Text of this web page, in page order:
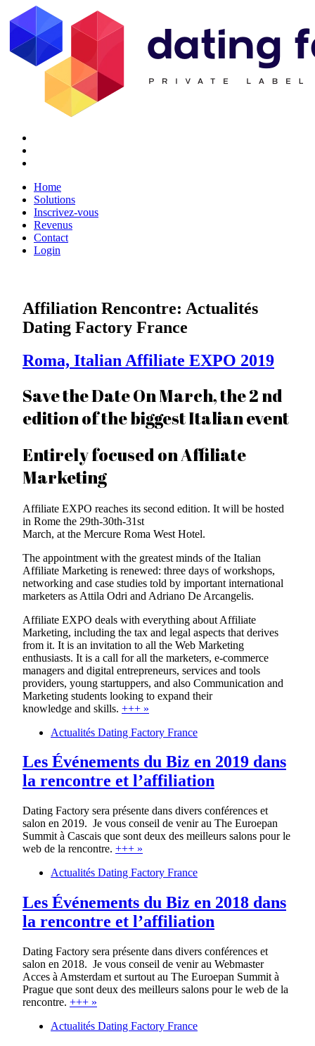
Home
Solutions
Inscrivez-vous
Revenus
Contact
Login
Affiliation Rencontre: Actualités
Dating Factory France
Roma, Italian Affiliate EXPO 2019
Save the Date On March, the 2 nd
edition of the biggest Italian event
Entirely focused on Affiliate
Marketing
Affiliate EXPO reaches its second edition. It will be hosted
in Rome the 29th-30th-31st
March, at the Mercure Roma West Hotel.
The appointment with the greatest minds of the Italian
Affiliate Marketing is renewed: three days of workshops,
networking and case studies told by important international
marketers as Attila Odri and Adriano De Arcangelis.
Affiliate EXPO deals with everything about Affiliate
Marketing, including the tax and legal aspects that derives
from it. It is an invitation to all the Web Marketing
enthusiasts. It is a call for all the marketers, e-commerce
managers and digital entrepreneurs, services and tools
providers, young startuppers, and also Communication and
Marketing students looking to expand their
knowledge and skills. +++ »
Actualités Dating Factory France
Les Événements du Biz en 2019 dans
la rencontre et l’affiliation
Dating Factory sera présente dans divers conférences et
salon en 2019. Je vous conseil de venir au The Euroepan
Summit à Cascais que sont deux des meilleurs salons pour le
web de la rencontre. +++ »
Actualités Dating Factory France
Les Événements du Biz en 2018 dans
la rencontre et l’affiliation
Dating Factory sera présente dans divers conférences et
salon en 2018. Je vous conseil de venir au Webmaster
Acces à Amsterdam et surtout au The Euroepan Summit à
Prague que sont deux des meilleurs salons pour le web de la
rencontre. +++ »
Actualités Dating Factory France